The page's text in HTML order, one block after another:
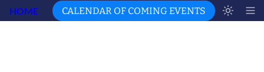
HOME CALENDAR OF COMING EVENTS